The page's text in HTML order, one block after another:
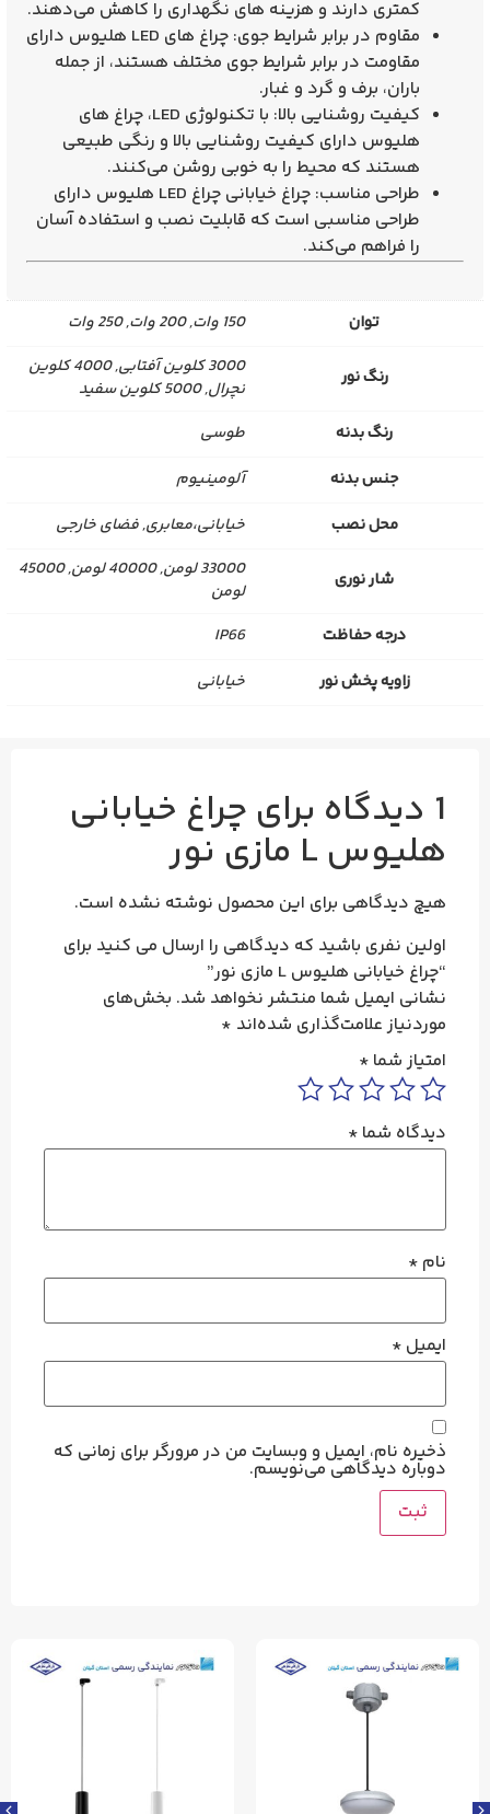
کمتری دارند و هزینه‌ های نگهداری را کاهش می‌دهند.
مقاوم در برابر شرایط جوی: چراغ‌ های LED هلیوس دارای
مقاومت در برابر شرایط جوی مختلف هستند، از جمله
باران، برف و گرد و غبار.
کیفیت روشنایی بالا: با تکنولوژی LED، چراغ‌ های
هلیوس دارای کیفیت روشنایی بالا و رنگی طبیعی
هستند که محیط را به خوبی روشن می‌کنند.
طراحی مناسب: چراغ خیابانی چراغ LED هلیوس دارای
طراحی مناسبی است که قابلیت نصب و استفاده آسان
را فراهم می‌کند.
توان 150 وات, 200 وات, 250 وات
رنگ نور
3000 کلوین آفتابی, 4000 کلوین
نچرال, 5000 کلوین سفید
رنگ بدنه
طوسی
جنس بدنه
آلومینیوم
محل نصب
خیابانی،معابری, فضای خارجی
شار نوری
33000 لومن, 40000 لومن, 45000
لومن
درجه حفاظت
IP66
زاویه پخش نور
خیابانی
1 دیدگاه برای چراغ خیابانی
هلیوس L مازی‌ نور
هیچ دیدگاهی برای این محصول نوشته نشده است.
اولین نفری باشید که دیدگاهی را ارسال می کنید برای
“چراغ خیابانی هلیوس L مازی‌ نور”
نشانی ایمیل شما منتشر نخواهد شد. بخش‌های
موردنیاز علامت‌گذاری شده‌اند *
امتیاز شما *
دیدگاه شما *
نام *
ایمیل *
ذخیره نام، ایمیل و وبسایت من در مرورگر برای زمانی که
دوباره دیدگاهی می‌نویسم.